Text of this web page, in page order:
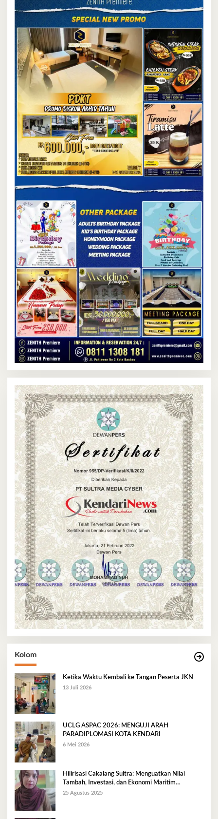
Kolom
Ketika Waktu Kembali ke Tangan Peserta JKN
13 Juli 2026
UCLG ASPAC 2026: MENGUJI ARAH
PARADIPLOMASI KOTA KENDARI
6 Mei 2026
Hilirisasi Cakalang Sultra: Menguatkan Nilai
Tambah, Investasi, dan Ekonomi Maritim
Berkelanjutan
25 Agustus 2025